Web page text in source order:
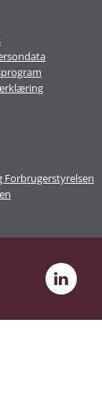
Forbrugerstyrelsen
LinkedIn